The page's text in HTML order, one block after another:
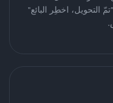
التحويل، اخطِر البائع"